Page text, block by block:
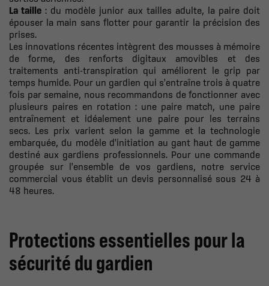
La taille : du modèle junior aux tailles adulte, la paire doit
épouser la main sans flotter pour garantir la précision des
prises.
Les innovations récentes intègrent des mousses à mémoire
de forme, des renforts digitaux amovibles et des
traitements anti-transpiration qui améliorent le grip par
temps humide. Pour un gardien qui s'entraîne trois à quatre
fois par semaine, nous recommandons de fonctionner avec
plusieurs paires en rotation : une paire match, une paire
entraînement et idéalement une paire pour les terrains
secs. Les prix varient selon la gamme et la technologie
embarquée, du modèle d'initiation au gant haut de gamme
destiné aux gardiens professionnels. Pour une commande
groupée sur l'ensemble de vos gardiens, notre service
commercial vous établit un devis personnalisé sous 24 à
48 heures.
Protections essentielles pour la
sécurité du gardien